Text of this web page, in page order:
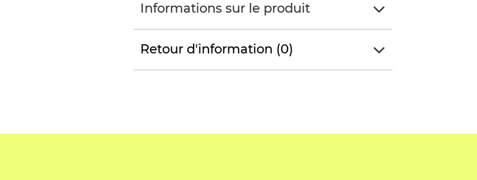
Informations sur le produit
Retour d'information (0)